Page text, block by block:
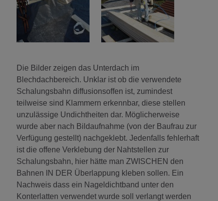
Die Bilder zeigen das Unterdach im
Blechdachbereich. Unklar ist ob die verwendete
Schalungsbahn diffusionsoffen ist, zumindest
teilweise sind Klammern erkennbar, diese stellen
unzulässige Undichtheiten dar. Möglicherweise
wurde aber nach Bildaufnahme (von der Baufrau zur
Verfügung gestellt) nachgeklebt. Jedenfalls fehlerhaft
ist die offene Verklebung der Nahtstellen zur
Schalungsbahn, hier hätte man ZWISCHEN den
Bahnen IN DER Überlappung kleben sollen. Ein
Nachweis dass ein Nageldichtband unter den
Konterlatten verwendet wurde soll verlangt werden